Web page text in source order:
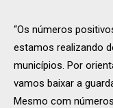
“Os números
estamos realizando
municípios. Por
vamos baixar a
Mesmo com